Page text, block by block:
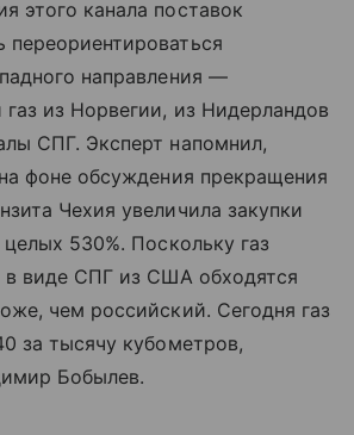
этого канала поставок
переориентироваться
направления —
из Норвегии, из Нидерландов
СПГ. Эксперт напомнил,
фоне обсуждения прекращения
Чехия увеличила закупки
530%. Поскольку газ
в виде СПГ из США обходятся
чем российский. Сегодня газ
за тысячу кубометров,
Бобылев.